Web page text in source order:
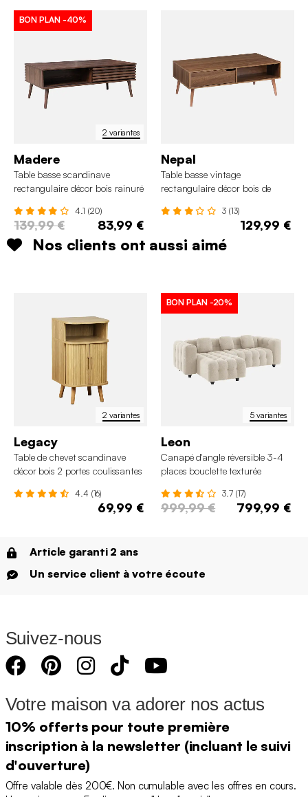
2 variantes
BON PLAN -40%
Madere
Table basse scandinave
rectangulaire décor bois rainuré
4.1 (20)
139,99 € 83,99 €
Nepal
Table basse vintage
rectangulaire décor bois de
3 (13)
129,99 €
Nos clients ont aussi aimé
2 variantes
Legacy
Table de chevet scandinave
décor bois 2 portes coulissantes
4.4 (16)
69,99 €
5 variantes
BON PLAN -20%
Leon
Canapé d'angle réversible 3-4
places bouclette texturée
3.7 (17)
999,99 € 799,99 €
Article garanti 2 ans
Un service client à votre écoute
Suivez-nous
Votre maison va adorer nos actus
10% offerts pour toute première
inscription à la newsletter (incluant le suivi
d'ouverture)
Offre valable dès 200€. Non cumulable avec les offres en cours.